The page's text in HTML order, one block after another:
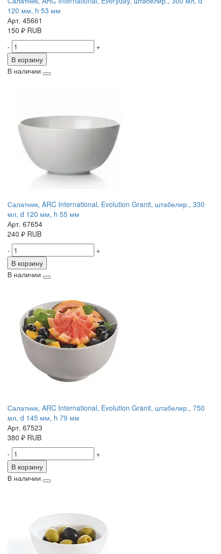
120 мм, h 53 мм
Арт. 45661
150 ₽ RUB
-
+
В корзину
В наличии
Салатник, ARC International, Evolution Granit, штабелир., 330
мл, d 120 мм, h 55 мм
Арт. 67654
240 ₽ RUB
-
+
В корзину
В наличии
Салатник, ARC International, Evolution Granit, штабелир., 750
мл, d 145 мм, h 79 мм
Арт. 67523
380 ₽ RUB
-
+
В корзину
В наличии